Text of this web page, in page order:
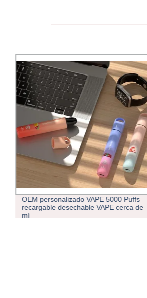
OEM personalizado VAPE 5000 Puffs
recargable desechable VAPE cerca de
mí